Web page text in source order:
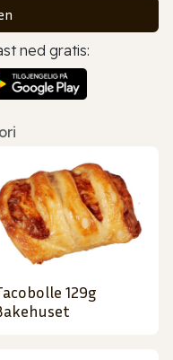
ned gratis:
129g